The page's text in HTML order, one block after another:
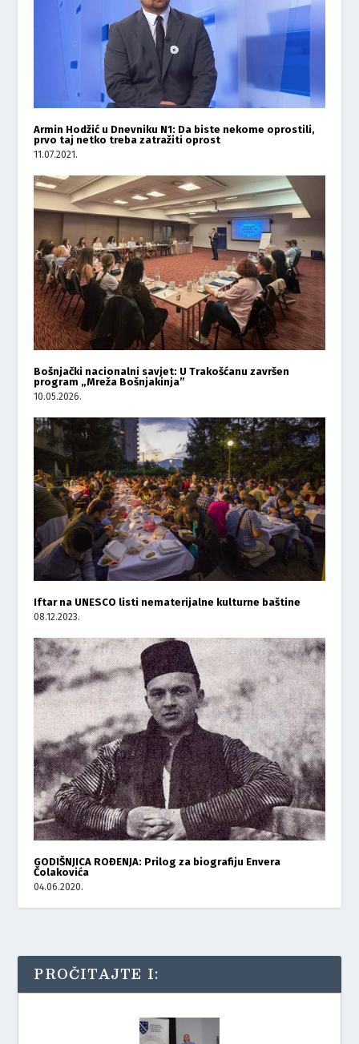
Armin Hodžić u Dnevniku N1: Da biste nekome oprostili,
prvo taj netko treba zatražiti oprost
11.07.2021.
Bošnjački nacionalni savjet: U Trakošćanu završen
program „Mreža Bošnjakinja”
10.05.2026.
Iftar na UNESCO listi nematerijalne kulturne baštine
08.12.2023.
GODIŠNJICA ROĐENJA: Prilog za biografiju Envera
Čolakovića
04.06.2020.
PROČITAJTE I: